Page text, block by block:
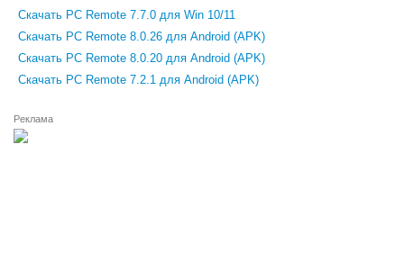
Скачать PC Remote 7.7.0 для Win 10/11
Скачать PC Remote 8.0.26 для Android (APK)
Скачать PC Remote 8.0.20 для Android (APK)
Скачать PC Remote 7.2.1 для Android (APK)
Реклама